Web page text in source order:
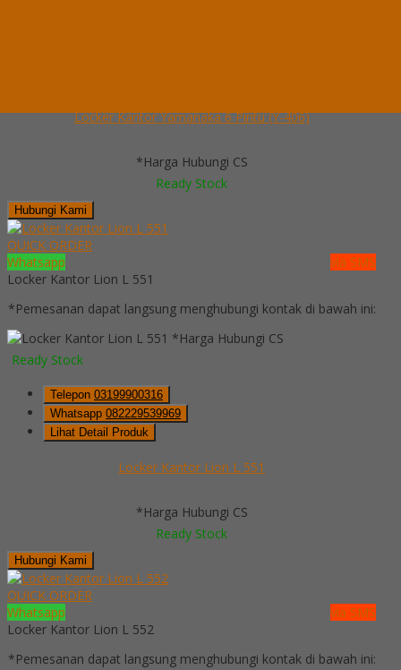
Locker Kantor Yamanaka 6 Pintu (Y-406)
*Harga Hubungi CS
Ready Stock
Hubungi Kami
QUICK ORDER
Whatsapp
via SMS
Locker Kantor Lion L 551
*Pemesanan dapat langsung menghubungi kontak di bawah ini:
*Harga Hubungi CS
Ready Stock
Telepon 03199900316
Whatsapp 082229539969
Lihat Detail Produk
Locker Kantor Lion L 551
*Harga Hubungi CS
Ready Stock
Hubungi Kami
QUICK ORDER
Whatsapp
via SMS
Locker Kantor Lion L 552
*Pemesanan dapat langsung menghubungi kontak di bawah ini: